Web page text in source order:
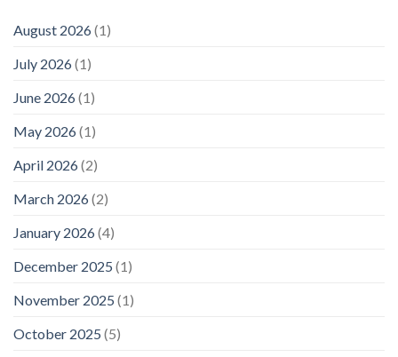
August 2026(1)
July 2026(1)
June 2026(1)
May 2026(1)
April 2026(2)
March 2026(2)
January 2026(4)
December 2025 (1)
November 2025 (1)
October 2025 (5)